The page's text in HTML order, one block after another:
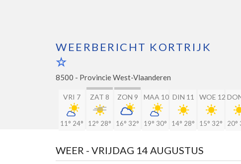
WEERBERICHT KORTRIJK
8500 - Provincie West-Vlaanderen
VRI 7
11° 24°
ZAT 8
12° 28°
ZON 9
16° 32°
MAA 10
19° 30°
DIN 11
14° 28°
WOE 12
15° 32° 20°
WEER - VRIJDAG 14 AUGUSTUS